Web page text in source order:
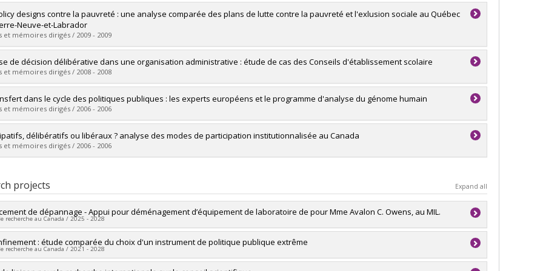
:Harvey, Alexandre
Master's
:M. Sc.
le document dans Papyrus
designs contre la pauvreté : une analyse comparée des plans de lutte contre la pauvreté et l'exlusion sociale au Québec
Neuve-et-Labrador
et mémoires dirigés / 2009 - 2009
:Mondou, Matthieu
Master's
:M. Sc.
de décision délibérative dans une organisation administrative : étude de cas des Conseils d'établissement scolaire
et mémoires dirigés / 2008 - 2008
:Vézina, Martin
Master's
:M. Sc.
dans le cycle des politiques publiques : les experts européens et le programme d'analyse du génome humain
et mémoires dirigés / 2006 - 2006
: Paré, Isabelle
Doctoral
:Ph. D.
délibératifs ou libéraux ? analyse des modes de participation institutionnalisée au Canada
et mémoires dirigés / 2006 - 2006
Doctoral
:Ph. D.
le document dans Papyrus
projects Expand all
de dépannage - Appui pour déménagement d’équipement de laboratoire de pour Mme Avalon C. Owens, au MIL.
recherche au Canada / 2025 - 2028
: Éric Montpetit
sources: Université de Montréal
PVXXXXXX-FEI sans restriction
: étude comparée du choix d'un instrument de politique publique extrême
recherche au Canada / 2021 - 2028